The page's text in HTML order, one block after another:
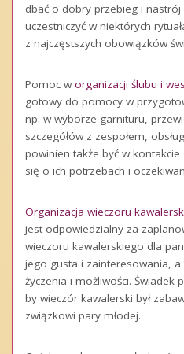
dbać o dobry przebieg i
uczestniczyć w niektórych
z najczęstszych obowiązków
Pomoc worganizacji ślubu i
gotowy do pomocy w
np. w wyborze garnituru,
szczegółów z zespołem,
powinien także być w
się o ich potrzebach i
Organizacja wieczoru
jest odpowiedzialny za
wieczoru kawalerskiego dla
jego gusta i zainteresowania, a
życzenia i możliwości. Świadek
by wieczór kawalerski był
związkowi pary młodej.